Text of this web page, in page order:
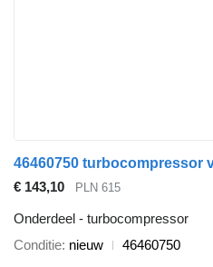
46460750 turbocompressor
€ 143,10
PLN 615
Onderdeel - turbocompressor
Conditie nieuw 46460750